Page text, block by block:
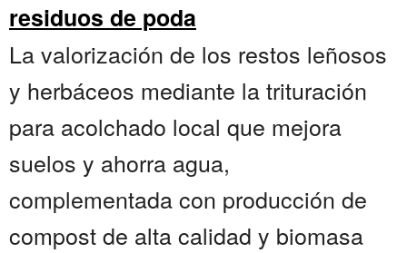
residuos de poda
La valorización de los restos leñosos
y herbáceos mediante la trituración
para acolchado local que mejora
suelos y ahorra agua,
complementada con producción de
compost de alta calidad y biomasa